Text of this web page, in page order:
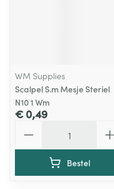
WM Supplies
Scalpel S.m Mesje Steriel
N10 1 Wm
€ 0,49
Bestel